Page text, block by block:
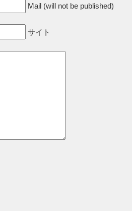
Mail (will not be published)
サイト